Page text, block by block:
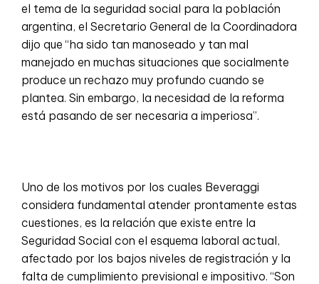
el tema de la seguridad social para la población
argentina, el Secretario General de la Coordinadora
dijo que “ha sido tan manoseado y tan mal
manejado en muchas situaciones que socialmente
produce un rechazo muy profundo cuando se
plantea. Sin embargo, la necesidad de la reforma
está pasando de ser necesaria a imperiosa”.
Uno de los motivos por los cuales Beveraggi
considera fundamental atender prontamente estas
cuestiones, es la relación que existe entre la
Seguridad Social con el esquema laboral actual,
afectado por los bajos niveles de registración y la
falta de cumplimiento previsional e impositivo. “Son